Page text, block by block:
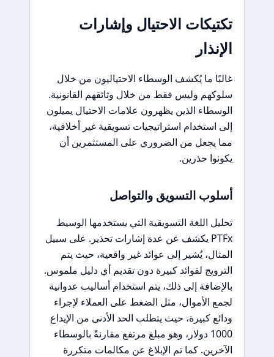
تكتيكات الاحتيال وإشارات
الإنذار
غالبًا ما يُكشف الوسطاء الاحتياليون من خلال
سلوكهم وليس فقط من خلال وثائقهم القانونية.
الوسطاء الذين يظهرون علامات الاحتيال يميلون
إلى استخدام استراتيجيات تسويقية غير أخلاقية،
مما يجعل من الضروري على المستثمرين أن
يكونوا حذرين.
أسلوب التسويق والتواصل
تحليل اللغة التسويقية التي يستخدمها الوسيط
PTFx يكشف عن عدة إشارات تحذير. على سبيل
المثال، يُشير إلى عوائد غير واقعية، حيث يتم
الترويج لفوائد كبيرة دون تقديم أي دليل ملموس.
بالإضافة إلى ذلك، يتم استخدام أساليب عدوانية
لجمع الأموال، مثل الضغط على العملاء لإجراء
ودائع كبيرة، حيث يتطلب الحد الأدنى من الإيداع
1000 دولار، وهو مبلغ مرتفع مقارنةً بالوسطاء
الآخرين. كما تم الإبلاغ عن مكالمات متكررة